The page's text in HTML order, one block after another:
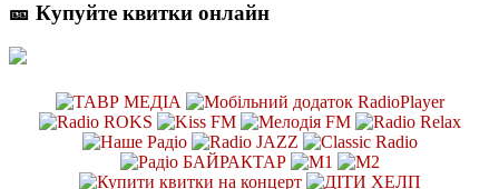
🎫 Купуйте квитки онлайн